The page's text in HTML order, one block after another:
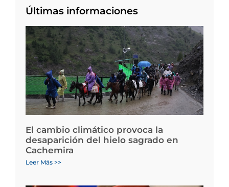
Últimas informaciones
El cambio climático provoca la
desaparición del hielo sagrado en
Cachemira
Leer Más >>